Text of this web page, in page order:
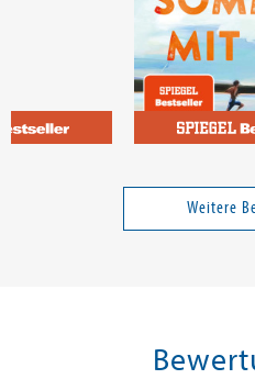
Fünf Sommer
Warenkorb
Weitere